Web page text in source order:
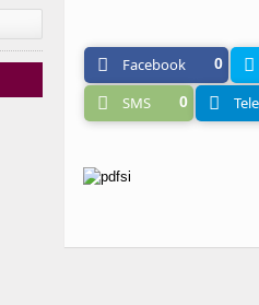
Facebook 0
SMS 0